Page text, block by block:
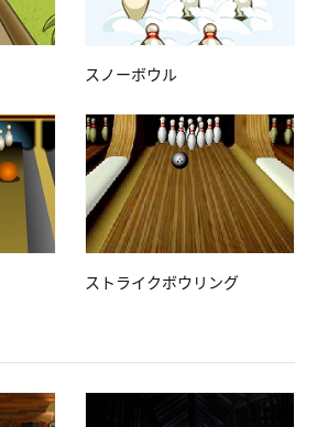
スノーボウル
ストライクボウリング